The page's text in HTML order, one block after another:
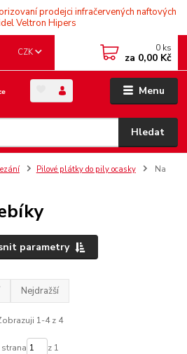
prodejci infračervených naftových
Veltron Hipers
Menu
CZK
Hledat
0 ks
za 0,00 Kč
Pilové plátky do pily ocasky
Na
parametry
Nejdražší
1-4 z 4
strana z 1